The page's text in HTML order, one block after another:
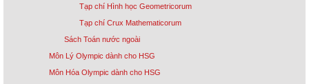
Tạp chí Hình học Geometricorum
Tạp chí Crux Mathematicorum
Sách Toán nước ngoài
Môn Lý Olympic dành cho HSG
Môn Hóa Olympic dành cho HSG